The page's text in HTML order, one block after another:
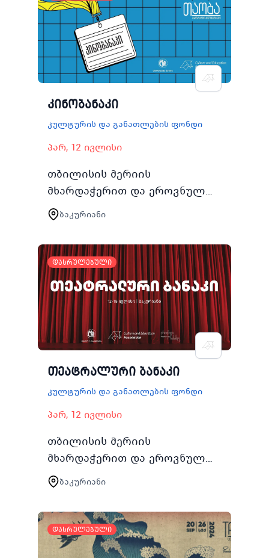
კინობანაკი
კულტურის და განათლების ფონდი
პარ, 12 ივლისი
თბილისის მერიის
მხარდაჭერით და ეროვნულ
სასახლესთან
თანამშრომლობით 2024 წლის
1218 ივლისს თბილისის
მაცხოვრებელი 1520 წლის
ახალგაზრდებისთვის
კულტურის და…
ბაკურიანი
დასრულებული
თეატრალური ბანაკი
კულტურის და განათლების ფონდი
პარ, 12 ივლისი
თბილისის მერიის
მხარდაჭერით და ეროვნულ
სასახლესთან
თანამშრომლობით 2024 წლის
1218 ივლისს თბილისის
მაცხოვრებელი 1520 წლის
ახალგაზრდებისთვის
ბაკურიანი
დასრულებული